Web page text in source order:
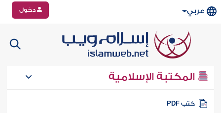
عربي دخول
المكتبة الإسلامية